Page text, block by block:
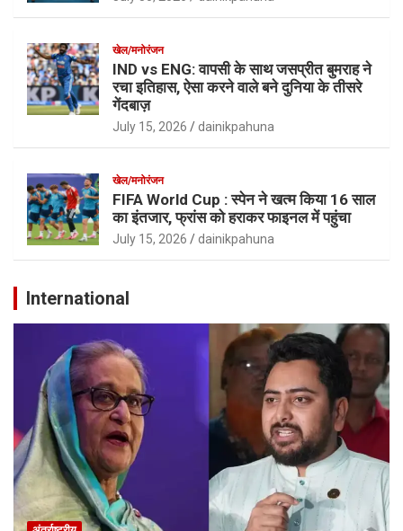
खेल/मनोरंजन
IND vs ENG: वापसी के साथ जसप्रीत बुमराह ने
रचा इतिहास, ऐसा करने वाले बने दुनिया के तीसरे
गेंदबाज़
July 15, 2026 dainikpahuna
खेल/मनोरंजन
FIFA World Cup : स्पेन ने खत्म किया 16 साल
का इंतजार, फ्रांस को हराकर फाइनल में पहुंचा
July 15, 2026 dainikpahuna
International